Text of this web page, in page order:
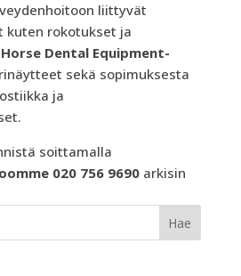
liittyvät
rokotukset ja
Horse Dental Equipment-
sekä sopimuksesta
ja
soittamalla
020 756 9690 arkisin